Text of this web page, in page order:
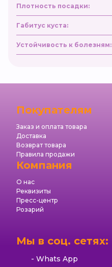
Плотность посадки:
Габитус куста:
Устойчивость к болезням:
Покупателям
Заказ и оплата товара
Доставка
Возврат товара
Правила продажи
Компания
О нас
Реквизиты
Пресс-центр
Розарий
Мы в соц. сетях:
Whats App